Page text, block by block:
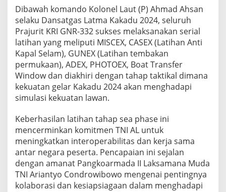
3
2
S
u
k
s
e
s
D
a
L
a
t
i
a
n
B
Dibawah komando Kolonel Laut (P) Ahmad Ahsan
selaku Dansatgas Latma Kakadu 2024, seluruh
Prajurit KRI GNR-332 sukses melaksanakan serial
latihan yang meliputi MISCEX, CASEX (Latihan Anti
Kapal Selam), GUNEX (Latihan tembakan
permukaan), ADEX, PHOTOEX, Boat Transfer
Window dan diakhiri dengan tahap taktikal dimana
kekuatan gelar Kakadu 2024 akan menghadapi
simulasi kekuatan lawan.
Keberhasilan latihan tahap sea phase ini
mencerminkan komitmen TNI AL untuk
meningkatkan interoperabilitas dan kerja sama
antar negara peserta. Pencapaian ini sejalan
dengan amanat Pangkoarmada II Laksamana Muda
TNI Ariantyo Condrowibowo mengenai pentingnya
kolaborasi dan kesiapsiagaan dalam menghadapi